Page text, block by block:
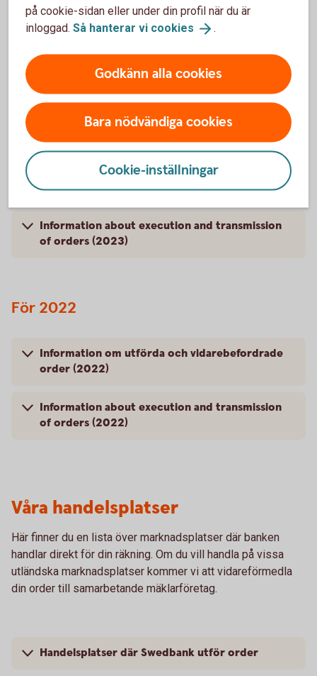
Vidarebefordrade order, non-prof (csv)
För 2023
Information om utförda och vidarebefordrade
order (2023)
Information about execution and transmission
of orders (2023)
För 2022
Information om utförda och vidarebefordrade
order (2022)
Information about execution and transmission
of orders (2022)
Våra handelsplatser
Här finner du en lista över marknadsplatser där banken
handlar direkt för din räkning. Om du vill handla på vissa
utländska marknadsplatser kommer vi att vidareförmedla
din order till samarbetande mäklarföretag.
Handelsplatser där Swedbank utför order
på cookie-sidan eller under din profil när du är
inloggad. Så hanterar vi cookies .
Godkänn alla cookies
Bara nödvändiga cookies
Cookie-inställningar